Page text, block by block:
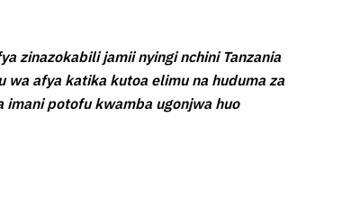
zinazokabili jamii nyingi nchini Tanzania
wa afya katika kutoa elimu na huduma za
potofu kwamba ugonjwa huo